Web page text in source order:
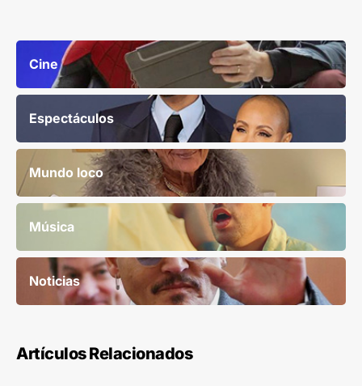
Cine
Espectáculos
Mundo loco
Música
Noticias
Artículos Relacionados